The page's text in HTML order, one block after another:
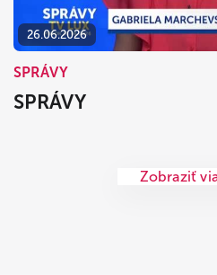
26.06.2026
SPRÁVY
SPRÁVY
Zobraziť